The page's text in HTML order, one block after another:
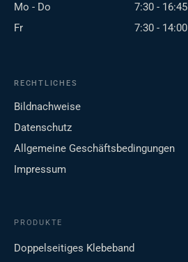
Mo - Do
7:30 - 16:45
Fr
7:30 - 14:00
RECHTLICHES
Bildnachweise
Datenschutz
Allgemeine Geschäftsbedingungen
Impressum
PRODUKTE
Doppelseitiges Klebeband